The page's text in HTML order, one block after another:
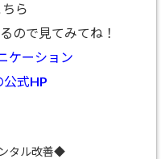
ら
ので見てみてね！
ケーション
公式HP
タル改善◆